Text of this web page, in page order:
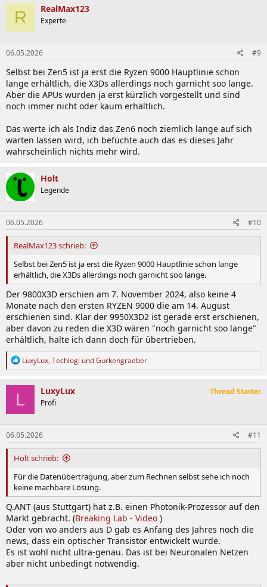
k
t
i
o
n
e
n
:
R RealMax123
Experte
06.05.2026 #9
Selbst bei Zen5 ist ja erst die Ryzen 9000 Hauptlinie schon
lange erhältlich, die X3Ds allerdings noch garnicht soo lange.
Aber die APUs wurden ja erst kürzlich vorgestellt und sind
noch immer nicht oder kaum erhältlich.
Das werte ich als Indiz das Zen6 noch ziemlich lange auf sich
warten lassen wird, ich befüchte auch das es dieses Jahr
wahrscheinlich nichts mehr wird.
Holt
Legende
06.05.2026 #10
RealMax123 schrieb:
Selbst bei Zen5 ist ja erst die Ryzen 9000 Hauptlinie schon lange
erhältlich, die X3Ds allerdings noch garnicht soo lange.
Der 9800X3D erschien am 7. November 2024, also keine 4
Monate nach den ersten RYZEN 9000 die am 14. August
erschienen sind. Klar der 9950X3D2 ist gerade erst erschienen,
aber davon zu reden die X3D wären "noch garnicht soo lange"
erhältlich, halte ich dann doch für übertrieben.
R
k
i
o
n
e
n
:
LuxyLux, Techlogi undGurkengraeber
L LuxyLux
Profi
Thread Starter
06.05.2026 #11
Holt schrieb:
Für die Datenübertragung, aber zum Rechnen selbst sehe ich noch
keine machbare Lösung.
Q.ANT (aus Stuttgart) hat z.B. einen Photonik-Prozessor auf den
Markt gebracht. (Breaking Lab - Video )
Oder von wo anders aus D gab es Anfang des Jahres noch die
news, dass ein optischer Transistor entwickelt wurde.
Es ist wohl nicht ultra-genau. Das ist bei Neuronalen Netzen
aber nicht unbedingt notwendig.